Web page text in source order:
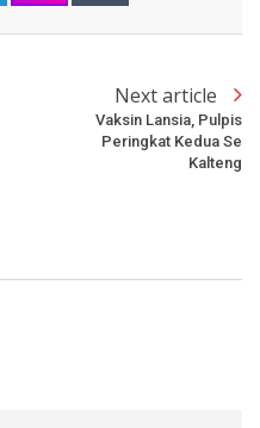
Next article
Vaksin Lansia, Pulpis
Peringkat Kedua Se
Kalteng